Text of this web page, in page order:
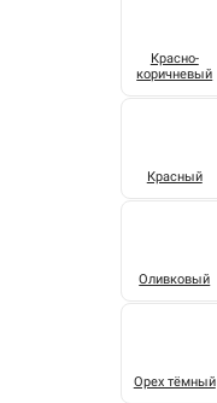
Красно-
коричневый
Красный
Оливковый
Орех тёмный